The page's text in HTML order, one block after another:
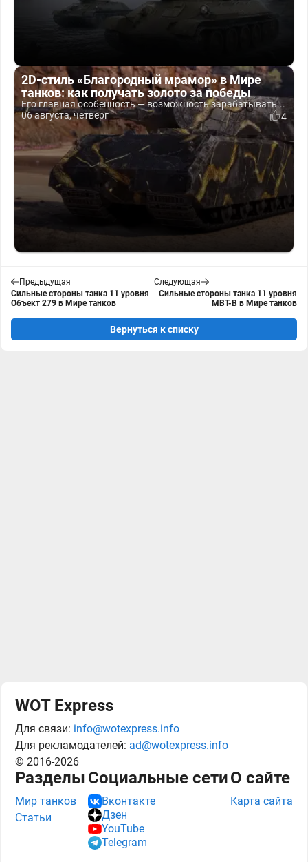
2D-стиль «Благородный мрамор» в Мире
танков: как получать золото за победы
Его главная особенность — возможность зарабатывать...
06 августа, четверг
4
Предыдущая
Сильные стороны танка 11 уровня
Объект 279 в Мире танков
Следующая
Сильные стороны танка 11 уровня
MBT-B в Мире танков
Вернуться к списку
WOT Express
Для связи: info@wotexpress.info
Для рекламодателей: ad@wotexpress.info
© 2016-2026
Разделы
Мир танков
Статьи
Социальные сети
Вконтакте
Дзен
YouTube
Telegram
О сайте
Карта сайта